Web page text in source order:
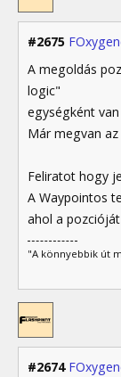
#2675
A megoldás
logic"
egységként
Már megvan
Feliratot hogy
A Waypointos
ahol a
"A könnyebbik út
#2674